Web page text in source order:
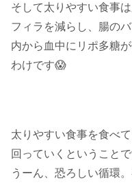
そして太りやすい食事
フィラを減らし、腸の
内から血中にリポ多糖
わけです😱
太りやすい食事を食べ
回っていくということで
うーん、恐ろしい循環